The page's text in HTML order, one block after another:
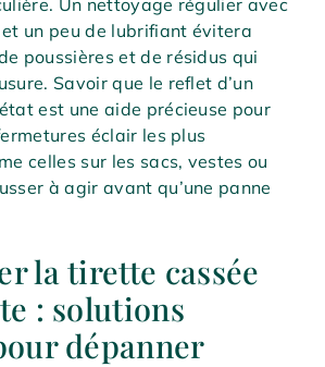
un peu de lubrifiant évitera
poussières et de résidus qui
Savoir que le reflet d’un
est une aide précieuse pour
éclair les plus
celles sur les sacs, vestes ou
à agir avant qu’une panne
la tirette cassée
: solutions
dépanner